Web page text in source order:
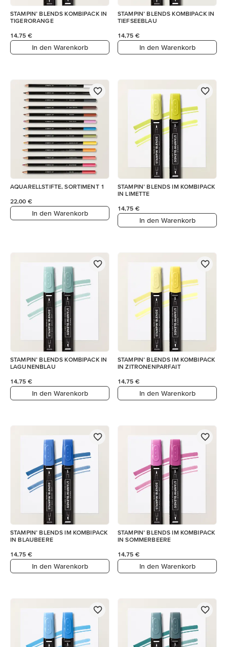
STAMPIN’ BLENDS KOMBIPACK IN
TIGERORANGE
14,75 €
In den Warenkorb
STAMPIN’ BLENDS KOMBIPACK IN
TIEFSEEBLAU
14,75 €
In den Warenkorb
AQUARELLSTIFTE, SORTIMENT 1
22,00 €
In den Warenkorb
STAMPIN’ BLENDS IM KOMBIPACK
IN LIMETTE
14,75 €
In den Warenkorb
STAMPIN’ BLENDS KOMBIPACK IN
LAGUNENBLAU
14,75 €
In den Warenkorb
STAMPIN’ BLENDS IM KOMBIPACK
IN ZITRONENPARFAIT
14,75 €
In den Warenkorb
STAMPIN’ BLENDS IM KOMBIPACK
IN BLAUBEERE
14,75 €
In den Warenkorb
STAMPIN’ BLENDS IM KOMBIPACK
IN SOMMERBEERE
14,75 €
In den Warenkorb